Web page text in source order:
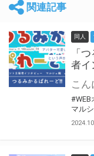
関連記事
同人
「
者イ
#WEB
マル